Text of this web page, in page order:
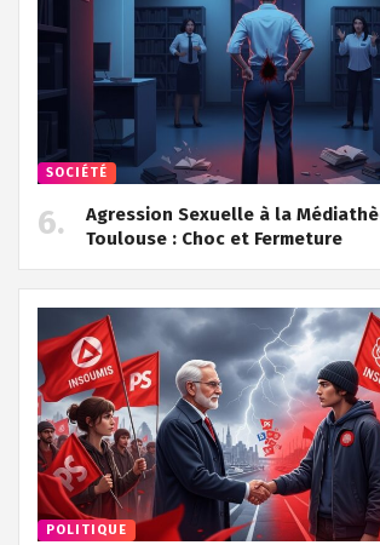
SOCIÉTÉ
Agression Sexuelle à la
Toulouse : Choc et Fermeture
POLITIQUE